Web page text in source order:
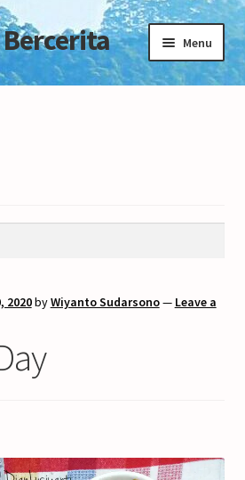
Menu
2020byWiyanto Sudarsono— Leave a